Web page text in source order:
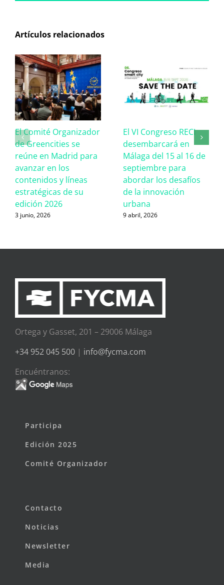
Artículos relacionados
El Comité Organizador
de Greencities se
reúne en Madrid para
avanzar en los
contenidos y líneas
estratégicas de su
edición 2026
3 junio, 2026
El VI Congreso RECI
desembarcará en
Málaga del 15 al 16 de
septiembre para
abordar los desafíos
de la innovación
urbana
9 abril, 2026
Ortega y Gasset, 201 – 29006 Málaga
+34 952 045 500 | info@fycma.com
Encuéntranos:
Participa
Edición 2025
Comité Organizador
Contacto
Noticias
Newsletter
Media